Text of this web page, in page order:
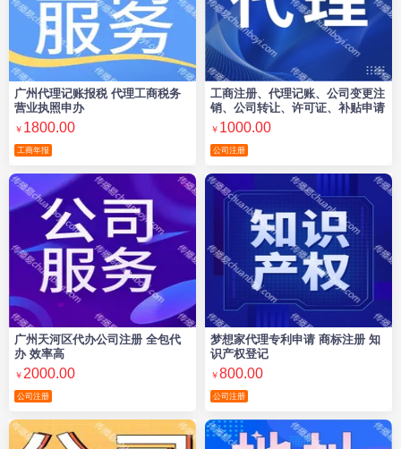
广州代理记账报税 代理工商税务
营业执照申办
￥ 1800.00
工商年报
工商注册、代理记账、公司变更注
销、公司转让、许可证、补贴申请
￥ 1000.00
公司注册
广州天河区代办公司注册 全包代
办 效率高
￥ 2000.00
公司注册
梦想家代理专利申请 商标注册 知
识产权登记
￥800.00
公司注册